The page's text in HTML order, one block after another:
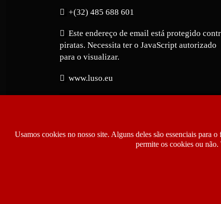
+(32) 485 688 601
Este endereço de email está protegido
piratas. Necessita ter o JavaScript autorizado
para o visualizar.
www.luso.eu
Copyright © 2026 Luso.eu | Jornal
Usamos cookies no nosso site. Alguns deles são essenciais para
permite os cookies ou não.